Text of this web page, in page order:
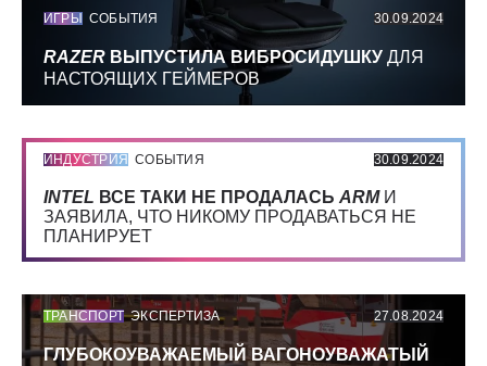
ИГРЫ СОБЫТИЯ 30.09.2024
RAZER ВЫПУСТИЛА ВИБРОСИДУШКУ ДЛЯ
НАСТОЯЩИХ ГЕЙМЕРОВ
ИНДУСТРИЯ СОБЫТИЯ 30.09.2024
INTEL ВСЕ ТАКИ НЕ ПРОДАЛАСЬ ARMИ
ЗАЯВИЛА, ЧТО НИКОМУ ПРОДАВАТЬСЯ НЕ
ПЛАНИРУЕТ
ТРАНСПОРТ ЭКСПЕРТИЗА 27.08.2024
ГЛУБОКОУВАЖАЕМЫЙ ВАГОНОУВАЖАТЫЙ